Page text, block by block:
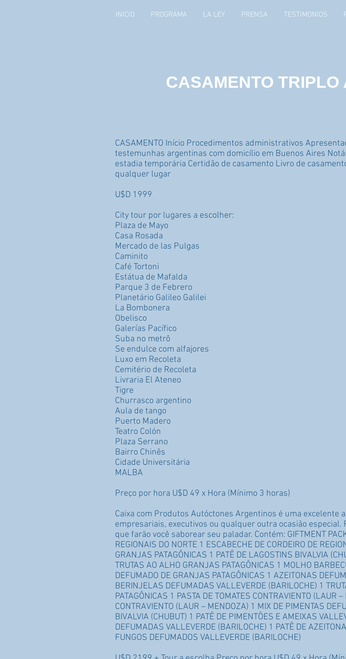
INICIO PROGRAMA LA LEY PRENSA TESTIMONIOS
CASAMENTO TRIPLO
CASAMENTO Início Procedimentos administrativos
testemunhas argentinas com domicílio em Buenos Aires
estadia temporária Certidão de casamento Livro de
qualquer lugar
U$D 1999
City tour por lugares a escolher:
Plaza de Mayo
Casa Rosada
Mercado de las Pulgas
Caminito
Café Tortoni
Estátua de Mafalda
Parque 3 de Febrero
Planetário Galileo Galilei
La Bombonera
Obelisco
Galerías Pacífico
Suba no metrô
Se endulce com alfajores
Luxo em Recoleta
Cemitério de Recoleta
Livraria El Ateneo
Tigre
Churrasco argentino
Aula de tango
Puerto Madero
Teatro Colón
Plaza Serrano
Bairro Chinês
Cidade Universitária
MALBA
Preço por hora U$D 49 x Hora (Mínimo 3 horas)
Caixa com Produtos Autóctones Argentinos é uma
empresariais, executivos ou qualquer outra ocasião
que farão você saborear seu paladar. Contém: GIFTMENT
REGIONAIS DO NORTE 1 ESCABECHE DE CORDEIRO DE
GRANJAS PATAGÔNICAS 1 PATÊ DE LAGOSTINS BIVALVIA
TRUTAS AO ALHO GRANJAS PATAGÔNICAS 1 MOLHO
DEFUMADO DE GRANJAS PATAGÔNICAS 1 AZEITONAS
BERINJELAS DEFUMADAS VALLEVERDE (BARILOCHE) 1
PATAGÔNICAS 1 PASTA DE TOMATES CONTRAVIENTO (LAUR
CONTRAVIENTO (LAUR – MENDOZA) 1 MIX DE PIMENTAS
BIVALVIA (CHUBUT) 1 PATÊ DE PIMENTÕES E AMEIXAS
DEFUMADAS VALLEVERDE (BARILOCHE) 1 PATÊ DE
FUNGOS DEFUMADOS VALLEVERDE (BARILOCHE)